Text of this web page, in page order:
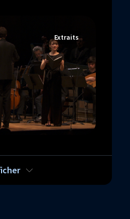
Extraits
Raphaël Pichon